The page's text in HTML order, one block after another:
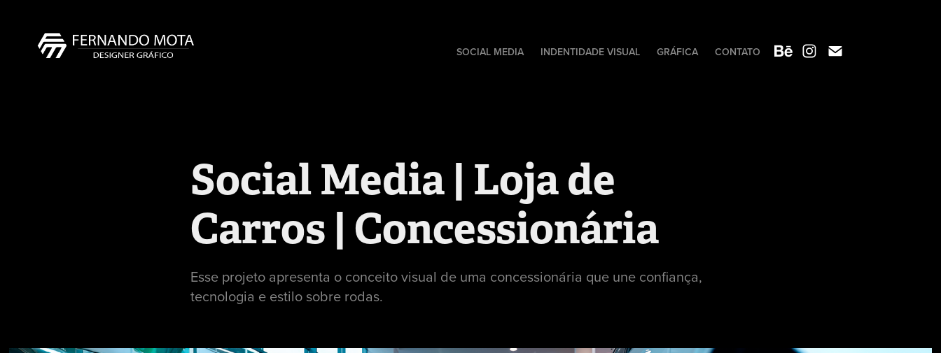
SOCIAL MEDIA INDENTIDADE VISUAL GRÁFICA CONTATO
Social Media | Loja de
Carros | Concessionária
Esse projeto apresenta o conceito visual de uma concessionária que une confiança,
tecnologia e estilo sobre rodas.